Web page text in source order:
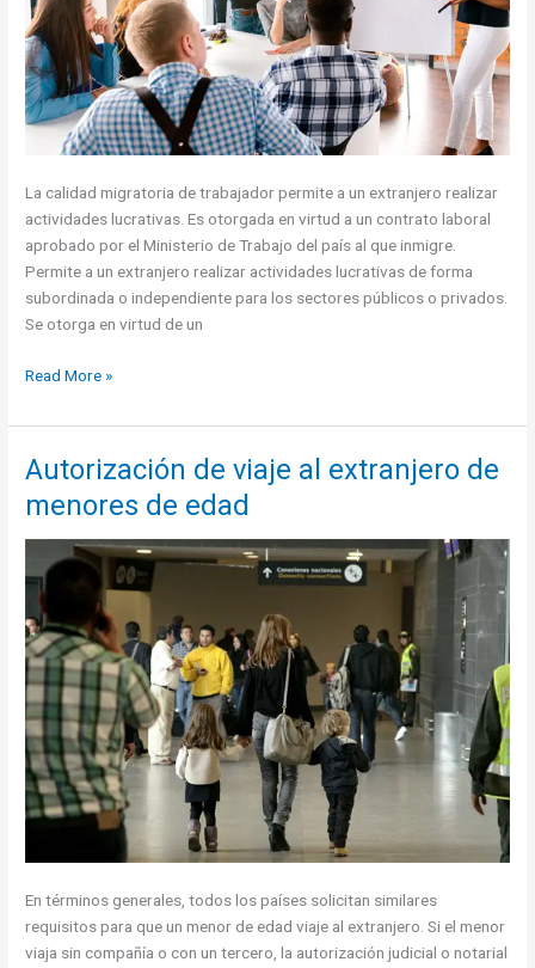
La calidad migratoria de trabajador permite a un extranjero realizar
actividades lucrativas. Es otorgada en virtud a un contrato laboral
aprobado por el Ministerio de Trabajo del país al que inmigre.
Permite a un extranjero realizar actividades lucrativas de forma
subordinada o independiente para los sectores públicos o privados.
Se otorga en virtud de un
Calidad
Trabajador
Read More »
Autorización de viaje al extranjero de
menores de edad
En términos generales, todos los países solicitan similares
requisitos para que un menor de edad viaje al extranjero. Si el menor
viaja sin compañía o con un tercero, la autorización judicial o notarial